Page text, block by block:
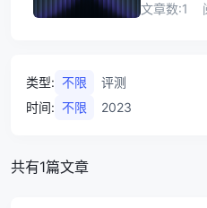
文章数:1
类型: 不限
评测
时间: 不限 2023
共有1篇文章